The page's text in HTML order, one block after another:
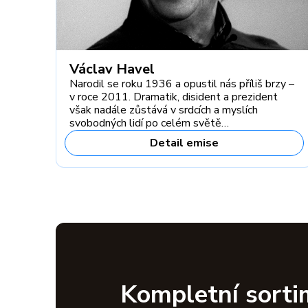
Václav Havel
Narodil se roku 1936 a opustil nás příliš brzy –
v roce 2011. Dramatik, disident a prezident
však nadále zůstává v srdcích a myslích
svobodných lidí po celém světě…
Detail emise
Kompletní